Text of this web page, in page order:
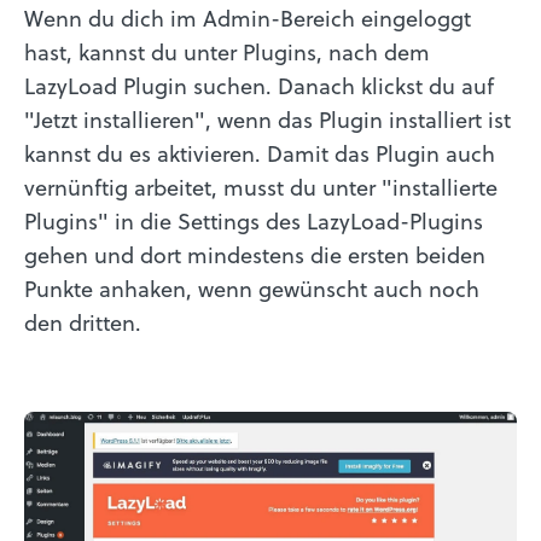
Wenn du dich im Admin-Bereich eingeloggt
hast, kannst du unter Plugins, nach dem
LazyLoad Plugin suchen. Danach klickst du auf
"Jetzt installieren", wenn das Plugin installiert ist
kannst du es aktivieren. Damit das Plugin auch
vernünftig arbeitet, musst du unter "installierte
Plugins" in die Settings des LazyLoad-Plugins
gehen und dort mindestens die ersten beiden
Punkte anhaken, wenn gewünscht auch noch
den dritten.